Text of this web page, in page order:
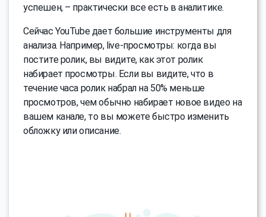
успешен, – практически все есть в аналитике.
Сейчас YouTube дает большие инструменты для
анализа. Например, live-просмотры: когда вы
постите ролик, вы видите, как этот ролик
набирает просмотры. Если вы видите, что в
течение часа ролик набрал на 50% меньше
просмотров, чем обычно набирает новое видео на
вашем канале, то вы можете быстро изменить
обложку или описание.